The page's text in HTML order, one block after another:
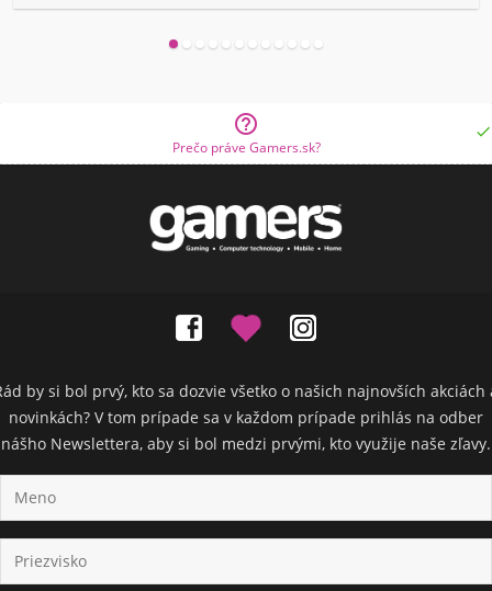

Prečo práve Gamers.sk?

by si bol prvý, kto sa dozvie všetko o našich najnovších akciách
novinkách? V tom prípade sa v každom prípade prihlás na odber
nášho Newslettera, aby si bol medzi prvými, kto využije naše zľavy.